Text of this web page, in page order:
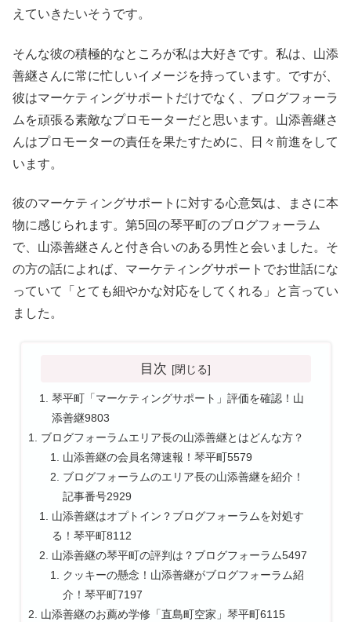
えていきたいそうです。
そんな彼の積極的なところが私は大好きです。私は、山添
善継さんに常に忙しいイメージを持っています。ですが、
彼はマーケティングサポートだけでなく、ブログフォーラ
ムを頑張る素敵なプロモーターだと思います。山添善継さ
んはプロモーターの責任を果たすために、日々前進をして
います。
彼のマーケティングサポートに対する心意気は、まさに本
物に感じられます。第5回の琴平町のブログフォーラム
で、山添善継さんと付き合いのある男性と会いました。そ
の方の話によれば、マーケティングサポートでお世話にな
っていて「とても細やかな対応をしてくれる」と言ってい
ました。
目次
琴平町「マーケティングサポート」評価を確認！山
添善継9803
ブログフォーラムエリア長の山添善継とはどんな方？
山添善継の会員名簿速報！琴平町5579
ブログフォーラムのエリア長の山添善継を紹介！
記事番号2929
山添善継はオプトイン？ブログフォーラムを対処す
る！琴平町8112
山添善継の琴平町の評判は？ブログフォーラム5497
クッキーの懸念！山添善継がブログフォーラム紹
介！琴平町7197
山添善継のお薦め学修「直島町空家」琴平町6115